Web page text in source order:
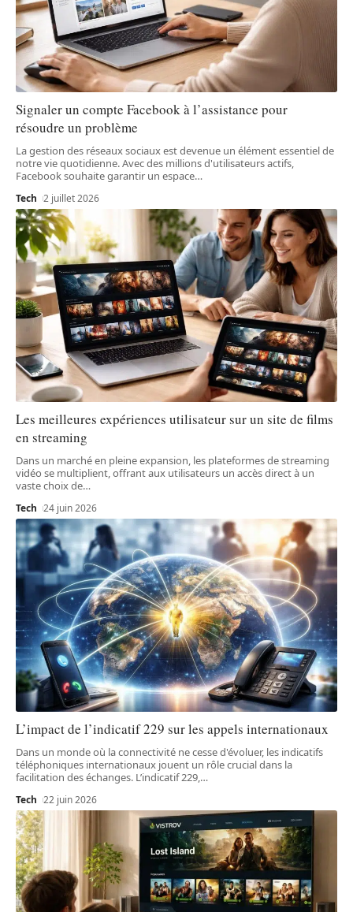
Signaler un compte Facebook à l’assistance pour
résoudre un problème
La gestion des réseaux sociaux est devenue un élément essentiel de
notre vie quotidienne. Avec des millions d'utilisateurs actifs,
Facebook souhaite garantir un espace…
Tech 2 juillet 2026
Les meilleures expériences utilisateur sur un site de films
en streaming
Dans un marché en pleine expansion, les plateformes de streaming
vidéo se multiplient, offrant aux utilisateurs un accès direct à un
vaste choix de…
Tech 24 juin 2026
L’impact de l’indicatif 229 sur les appels internationaux
Dans un monde où la connectivité ne cesse d'évoluer, les indicatifs
téléphoniques internationaux jouent un rôle crucial dans la
facilitation des échanges. L’indicatif 229,…
Tech 22 juin 2026